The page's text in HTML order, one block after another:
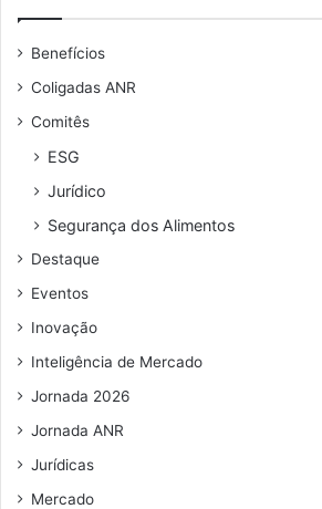
e
n
e
e
e
a
i
Benefícios
Coligadas ANR
Comitês
ESG
Jurídico
Segurança dos Alimentos
Destaque
Eventos
Inovação
Inteligência de Mercado
Jornada 2026
Jornada ANR
Jurídicas
Mercado